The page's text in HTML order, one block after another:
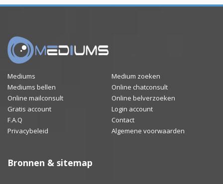
Mediums
Medium zoeken
Mediums bellen
Online chatconsult
Online mailconsult
Online belverzoeken
Gratis account
Login account
F.A.Q
Contact
Privacybeleid
Algemene voorwaarden
Bronnen & sitemap